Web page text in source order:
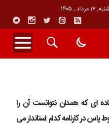
, ۱۴۰۵
ای که همدان نتوانست آن را
در کارنامه کدام استاندار می